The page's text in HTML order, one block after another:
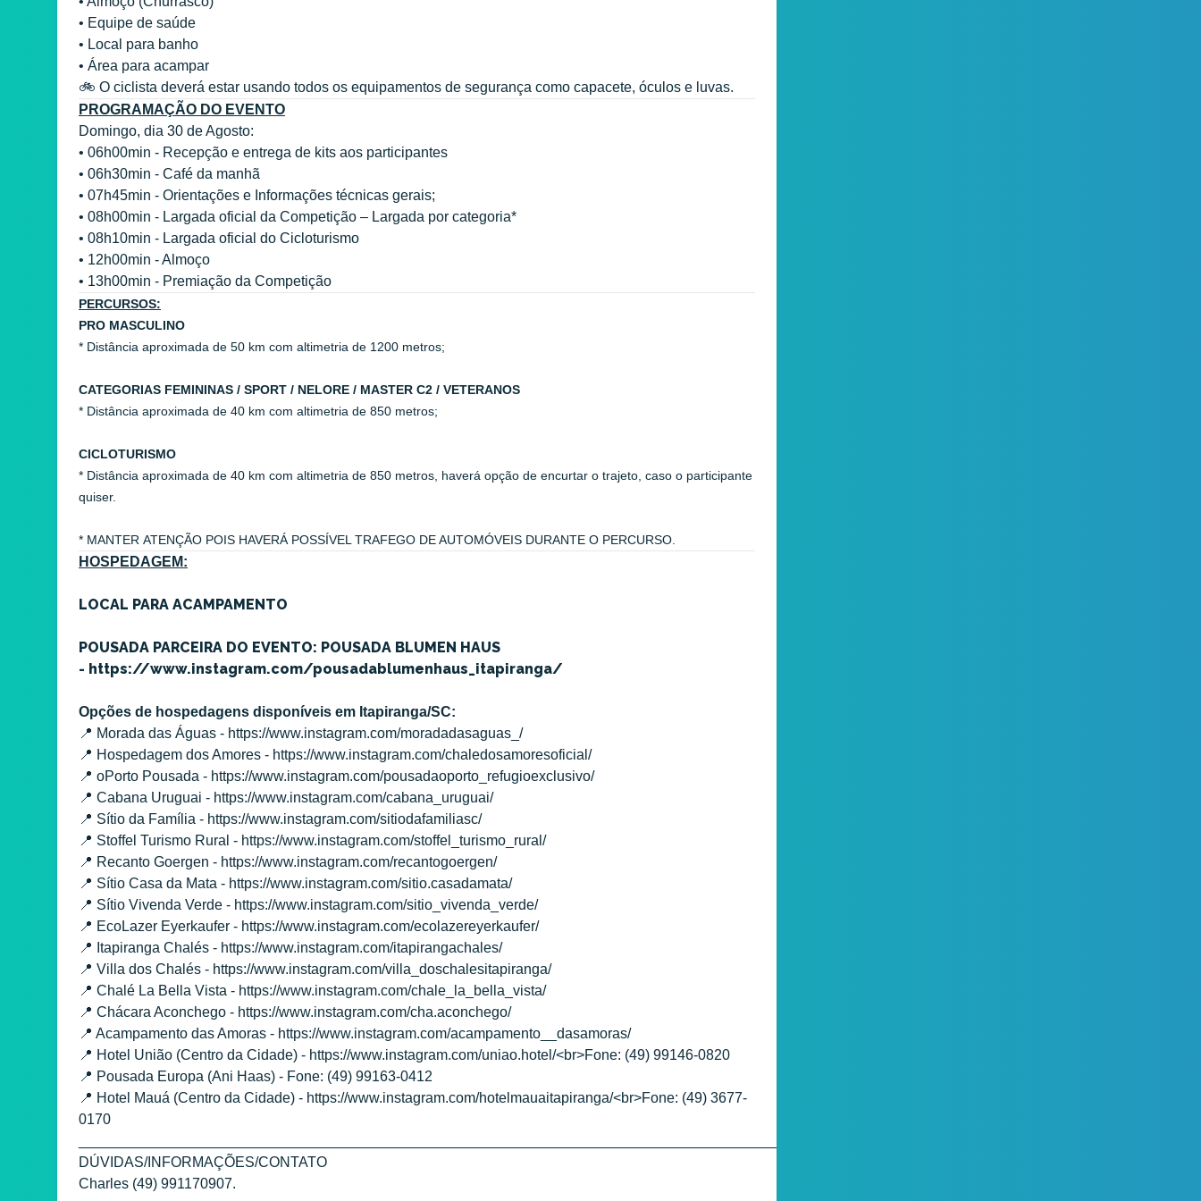
• Equipe de saúde
• Local para banho
• Área para acampar
🚲 O ciclista deverá estar usando todos os equipamentos de segurança como capacete, óculos e luvas.
PROGRAMAÇÃO DO EVENTO
Domingo, dia 30 de Agosto:
• 06h00min - Recepção e entrega de kits aos participantes
• 06h30min - Café da manhã
• 07h45min - Orientações e Informações técnicas gerais;
• 08h00min - Largada oficial da Competição – Largada por categoria*
• 08h10min - Largada oficial do Cicloturismo
• 12h00min - Almoço
• 13h00min - Premiação da Competição
PERCURSOS:
PRO MASCULINO
* Distância aproximada de 50 km com altimetria de 1200 metros;
CATEGORIAS FEMININAS / SPORT / NELORE / MASTER C2 / VETERANOS
* Distância aproximada de 40 km com altimetria de 850 metros;
CICLOTURISMO
* Distância aproximada de 40 km com altimetria de 850 metros, haverá opção de encurtar o trajeto, caso o participante
quiser.
* MANTER ATENÇÃO POIS HAVERÁ POSSÍVEL TRAFEGO DE AUTOMÓVEIS DURANTE O PERCURSO.
HOSPEDAGEM:
LOCAL PARA ACAMPAMENTO
POUSADA PARCEIRA DO EVENTO: POUSADA BLUMEN HAUS
- https://www.instagram.com/pousadablumenhaus_itapiranga/
​Opções de hospedagens disponíveis em Itapiranga/SC:
📍 Morada das Águas - https://www.instagram.com/moradadasaguas_/
📍 Hospedagem dos Amores - https://www.instagram.com/chaledosamoresoficial/
📍 oPorto Pousada - https://www.instagram.com/pousadaoporto_refugioexclusivo/
📍 Cabana Uruguai - https://www.instagram.com/cabana_uruguai/
📍 Sítio da Família - https://www.instagram.com/sitiodafamiliasc/
📍 Stoffel Turismo Rural - https://www.instagram.com/stoffel_turismo_rural/
📍 Recanto Goergen - https://www.instagram.com/recantogoergen/
📍 Sítio Casa da Mata - https://www.instagram.com/sitio.casadamata/
📍 Sítio Vivenda Verde - https://www.instagram.com/sitio_vivenda_verde/
📍 EcoLazer Eyerkaufer - https://www.instagram.com/ecolazereyerkaufer/
📍 Itapiranga Chalés - https://www.instagram.com/itapirangachales/
📍 Villa dos Chalés - https://www.instagram.com/villa_doschalesitapiranga/
📍 Chalé La Bella Vista - https://www.instagram.com/chale_la_bella_vista/
📍 Chácara Aconchego - https://www.instagram.com/cha.aconchego/
📍 Acampamento das Amoras - https://www.instagram.com/acampamento__dasamoras/
📍 Hotel União (Centro da Cidade) - https://www.instagram.com/uniao.hotel/<br>Fone: (49) 99146-0820
📍 Pousada Europa (Ani Haas) - Fone: (49) 99163-0412
📍 Hotel Mauá (Centro da Cidade) - https://www.instagram.com/hotelmauaitapiranga/<br>Fone: (49) 3677-
0170
DÚVIDAS/INFORMAÇÕES/CONTATO
Charles (49) 991170907.